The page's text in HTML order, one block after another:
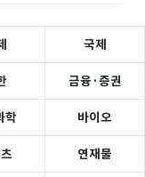
국제
금융·증권
학 바이오
연재물